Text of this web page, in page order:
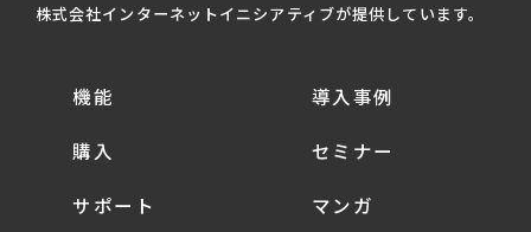
株式会社インターネットイニシアティブが提供しています。
機能
購入
サポート
導入事例
セミナー
マンガ